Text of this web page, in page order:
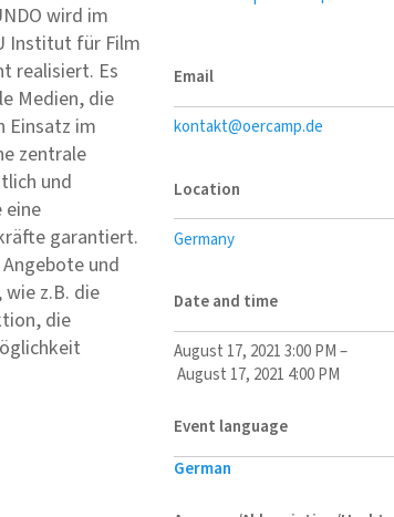
wird im
Institut für Film
realisiert. Es
Medien, die
Einsatz im
zentrale
und
garantiert.
und
z.B. die
die
Email
kontakt@oercamp.de
Location
Germany
Date and time
August 17, 2021 3:00 PM–
August 17, 2021 4:00 PM
Event language
German